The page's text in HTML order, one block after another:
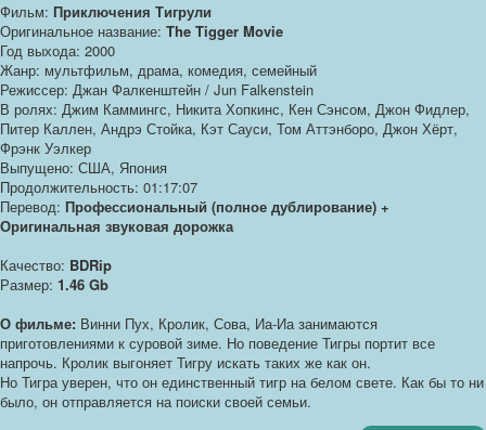
Фильм: Приключения Тигрули
Оригинальное название: The Tigger Movie
Год выхода: 2000
Жанр: мультфильм, драма, комедия, семейный
Режиссер: Джан Фалкенштейн / Jun Falkenstein
В ролях: Джим Каммингс, Никита Хопкинс, Кен Сэнсом, Джон Фидлер,
Питер Каллен, Андрэ Стойка, Кэт Сауси, Том Аттэнборо, Джон Хёрт,
Фрэнк Уэлкер
Выпущено: США, Япония
Продолжительность: 01:17:07
Перевод: Профессиональный (полное дублирование) +
Оригинальная звуковая дорожка
Качество: BDRip
Размер: 1.46 Gb
О фильме: Винни Пух, Кролик, Сова, Иа-Иа занимаются
приготовлениями к суровой зиме. Но поведение Тигры портит все
напрочь. Кролик выгоняет Тигру искать таких же как он.
Но Тигра уверен, что он единственный тигр на белом свете. Как бы то ни
было, он отправляется на поиски своей семьи.